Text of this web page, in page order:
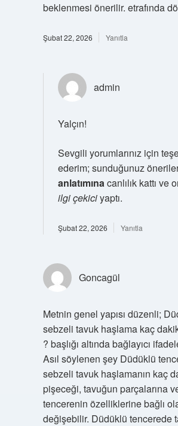
beklenmesi önerilir. etrafında
Şubat 22, 2026 Yanıtla
admin
Yalçın!
Sevgili yorumlarınız için
ederim; sunduğunuz öneriler
anlatımınacanlılık kattı ve
ilgi çekiciyaptı.
Şubat 22, 2026 Yanıtla
Goncagül
Metnin genel yapısı düzenli;
sebzeli tavuk haşlama kaç
? başlığı altında bağlayıcı
Asıl söylenen şey Düdüklü
sebzeli tavuk haşlamanın kaç
pişeceği, tavuğun parçalarına
tencerenin özelliklerine bağlı
değişebilir. Düdüklü tencerede